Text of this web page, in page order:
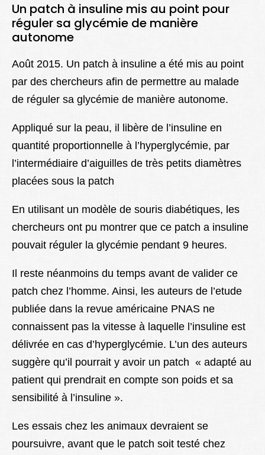
Un patch à insuline mis au point pour
réguler sa glycémie de manière
autonome
Août 2015. Un patch à insuline a été mis au point
par des chercheurs afin de permettre au malade
de réguler sa glycémie de manière autonome.
Appliqué sur la peau, il libère de l’insuline en
quantité proportionnelle à l’hyperglycémie, par
l’intermédiaire d’aiguilles de très petits diamètres
placées sous la patch
En utilisant un modèle de souris diabétiques, les
chercheurs ont pu montrer que ce patch a insuline
pouvait réguler la glycémie pendant 9 heures.
Il reste néanmoins du temps avant de valider ce
patch chez l’homme. Ainsi, les auteurs de l’etude
publiée dans la revue américaine PNAS ne
connaissent pas la vitesse à laquelle l’insuline est
délivrée en cas d’hyperglycémie. L’un des auteurs
suggère qu’il pourrait y avoir un patch « adapté au
patient qui prendrait en compte son poids et sa
sensibilité à l’insuline ».
Les essais chez les animaux devraient se
poursuivre, avant que le patch soit testé chez